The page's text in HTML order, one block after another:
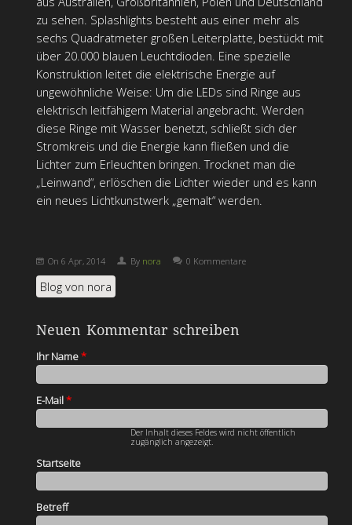
zu sehen. Splashlights besteht aus einer mehr als
sechs Quadratmeter großen Leiterplatte, bestückt mit
über 20.000 blauen Leuchtdioden. Eine spezielle
Konstruktion leitet die elektrische Energie auf
ungewöhnliche Weise: Um die LEDs sind Ringe aus
elektrisch leitfähigem Material angebracht. Werden
diese Ringe mit Wasser benetzt, schließt sich der
Stromkreis und die Energie kann fließen und die
Lichter zum Erleuchten bringen. Trocknet man die
„Leinwand“, erlöschen die Lichter wieder und es kann
ein neues Lichtkunstwerk „gemalt“ werden.
On6 Apr, 2014 By nora 0 Kommentare
Blog von nora
Neuen Kommentar schreiben
Ihr Name*
E-Mail*
Der Inhalt dieses Feldes wird nicht öffentlich
zugänglich angezeigt.
Startseite
Betreff